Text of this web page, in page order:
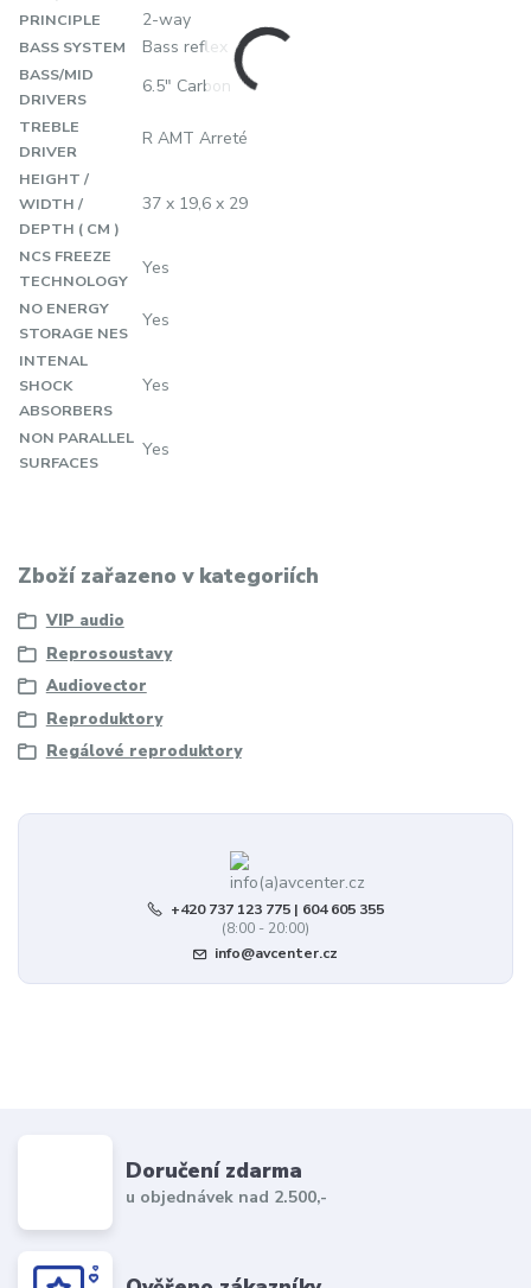
PRINCIPLE
2-way
BASS SYSTEM Bass reflex
BASS/MID
DRIVERS
6.5" Carbon
TREBLE
DRIVER
R AMT Arreté
HEIGHT /
WIDTH /
DEPTH ( CM )
37 x 19,6 x 29
NCS FREEZE
TECHNOLOGY
Yes
NO ENERGY
STORAGE NES
Yes
INTENAL
SHOCK
ABSORBERS
Yes
NON PARALLEL
SURFACES
Yes
Zboží zařazeno v kategoriích
VIP audio
Reprosoustavy
Audiovector
Reproduktory
Regálové reproduktory
+420 737 123 775 | 604 605 355
(8:00 - 20:00)
info@avcenter.cz
Doručení zdarma
u objednávek nad 2.500,-